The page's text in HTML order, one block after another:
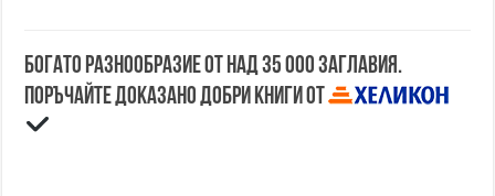
Богато разнообразие от над 35 000 заглавия.
Поръчайте доказано добри книги от